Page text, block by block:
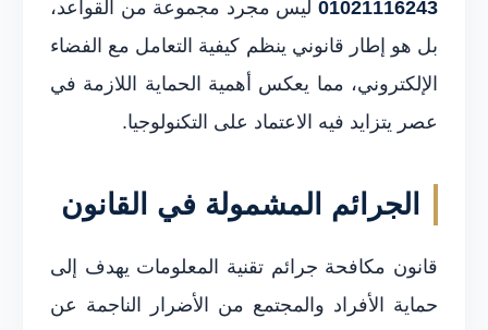
01021116243 ليس مجرد مجموعة من القواعد،
بل هو إطار قانوني ينظم كيفية التعامل مع الفضاء
الإلكتروني، مما يعكس أهمية الحماية اللازمة في
عصر يتزايد فيه الاعتماد على التكنولوجيا.
الجرائم المشمولة في القانون
قانون مكافحة جرائم تقنية المعلومات يهدف إلى
حماية الأفراد والمجتمع من الأضرار الناجمة عن